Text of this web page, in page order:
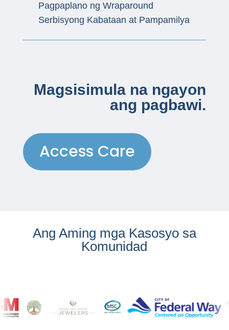
Pagpaplano ng Wraparound
Serbisyong Kabataan at Pampamilya
Magsisimula na ngayon
ang pagbawi.
Access Care
Ang Aming mga Kasosyo sa
Komunidad